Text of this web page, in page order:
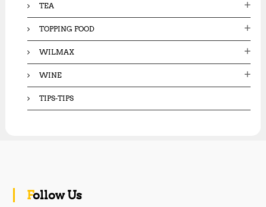
TEA
TOPPING FOOD
WILMAX
WINE
TIPS-TIPS
Follow Us